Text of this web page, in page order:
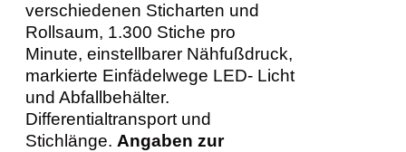
verschiedenen Sticharten und
Rollsaum, 1.300 Stiche pro
Minute, einstellbarer Nähfußdruck,
markierte Einfädelwege LED- Licht
und Abfallbehälter.
Differentialtransport und
Stichlänge.Angaben zur